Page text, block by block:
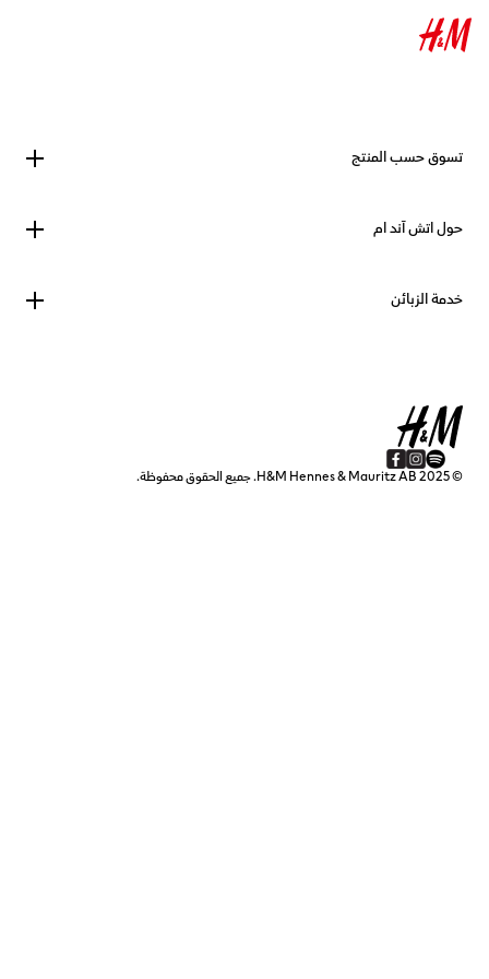
تسوق حسب المنتج
حول اتش آند ام
خدمة الزبائن
© 2025 H&M Hennes & Mauritz AB. جميع الحقوق محفوظة.